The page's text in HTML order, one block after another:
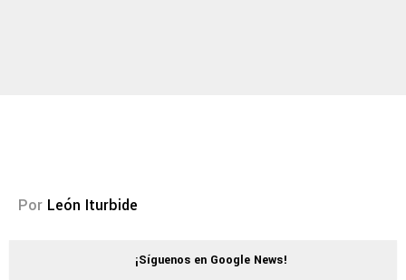
Por León Iturbide
¡Síguenos en Google News!